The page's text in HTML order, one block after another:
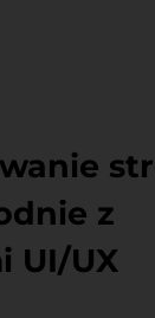
z
UI/UX